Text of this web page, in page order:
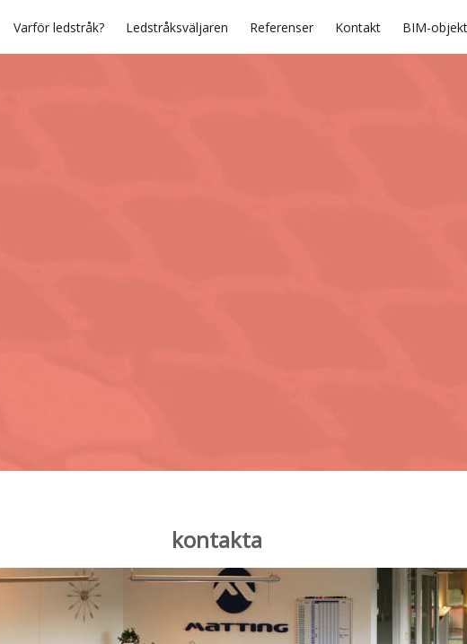
Varför ledstråk? Ledstråksväljaren Referenser Kontakt BIM-objekt
kontakta